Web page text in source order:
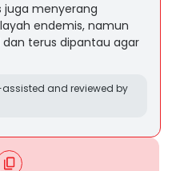
juga menyerang
endemis, namun
terus dipantau agar
and reviewed by